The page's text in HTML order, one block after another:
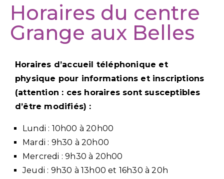
Horaires du centre
Grange aux Belles
Horaires d’accueil téléphonique et
physique pour informations et inscriptions
(attention : ces horaires sont susceptibles
d’être modifiés) :
Lundi : 10h00 à 20h00
Mardi : 9h30 à 20h00
Mercredi : 9h30 à 20h00
Jeudi : 9h30 à 13h00 et 16h30 à 20h